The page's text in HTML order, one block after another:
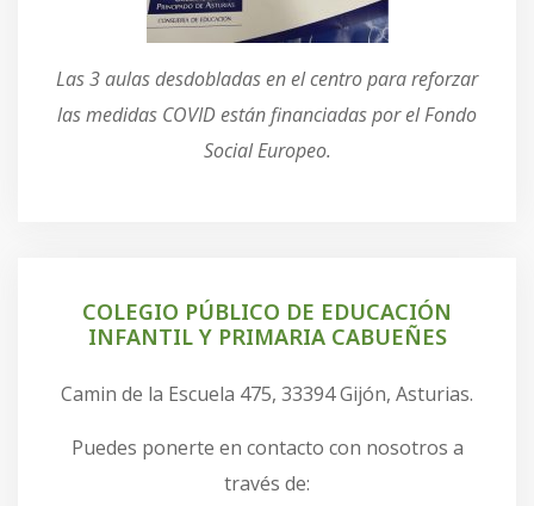
Las 3 aulas desdobladas en el centro para reforzar
las medidas COVID están financiadas por el Fondo
Social Europeo.
COLEGIO PÚBLICO DE EDUCACIÓN
INFANTIL Y PRIMARIA CABUEÑES
Camin de la Escuela 475, 33394 Gijón, Asturias.
Puedes ponerte en contacto con nosotros a
través de: